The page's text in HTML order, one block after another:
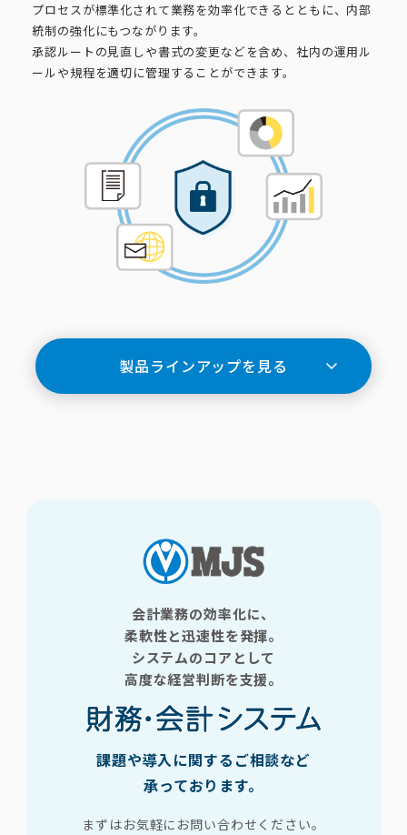
プロセスが標準化されて業務を効率化できるとともに、内部
統制の強化にもつながります。
承認ルートの見直しや書式の変更などを含め、社内の運用ル
ールや規程を適切に管理することができます。
製品ラインアップを見る
会計業務の効率化に、
柔軟性と迅速性を発揮。
システムのコアとして
高度な経営判断を支援。
課題や導入に関するご相談など
承っております。
まずはお気軽にお問い合わせください。